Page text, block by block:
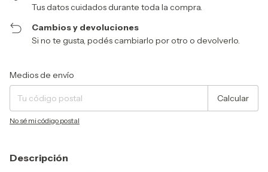
Tus datos cuidados durante toda la compra.
Cambios y devoluciones
Si no te gusta, podés cambiarlo por otro o devolverlo.
Entregas para el CP:
Medios de envío
Calcular
No sé mi código postal
Descripción